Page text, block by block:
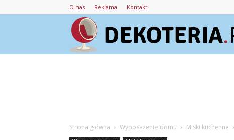
O nas Reklama Kontakt
Strona główna Wyposażenie domu Miski kuchenne